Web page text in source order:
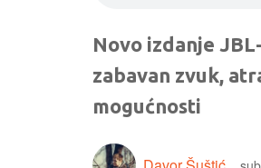
Novo izdanje
zabavan zvuk,
mogućnosti